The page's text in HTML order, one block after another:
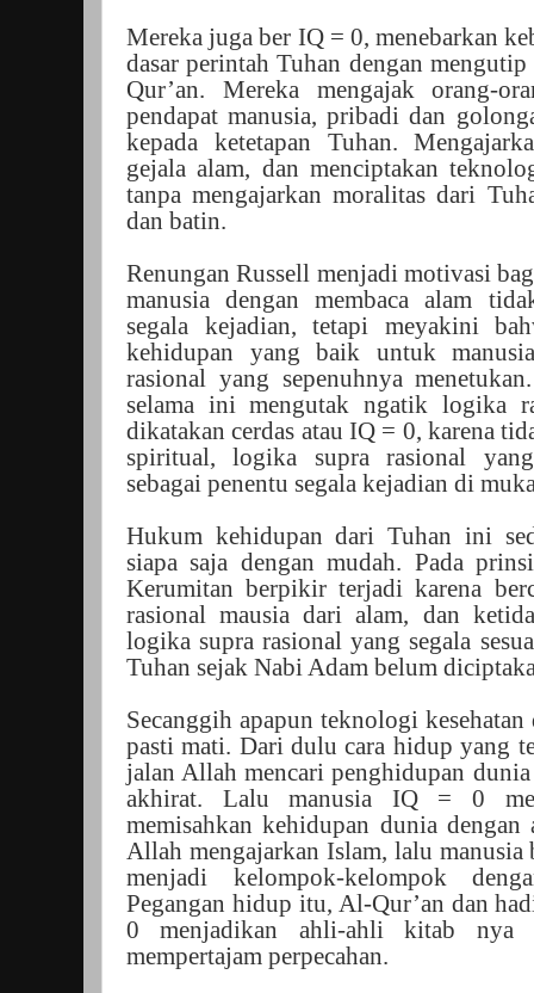
Mereka juga ber IQ = 0, menebarkan
dasar perintah Tuhan dengan
Qur’an. Mereka mengajak orang-
pendapat manusia, pribadi dan
kepada ketetapan Tuhan.
gejala alam, dan menciptakan
tanpa mengajarkan moralitas dari
dan batin.
Renungan Russell menjadi motivasi
manusia dengan membaca alam
segala kejadian, tetapi meyakini
kehidupan yang baik untuk
rasional yang sepenuhnya
selama ini mengutak ngatik logika
dikatakan cerdas atau IQ = 0, karena
spiritual, logika supra rasional
sebagai penentu segala kejadian di
Hukum kehidupan dari Tuhan ini
siapa saja dengan mudah. Pada
Kerumitan berpikir terjadi karena
rasional mausia dari alam, dan
logika supra rasional yang segala
Tuhan sejak Nabi Adam belum
Secanggih apapun teknologi
pasti mati. Dari dulu cara hidup yang
jalan Allah mencari penghidupan
akhirat. Lalu manusia IQ = 0
memisahkan kehidupan dunia
Allah mengajarkan Islam, lalu manusia
menjadi kelompok-kelompok
Pegangan hidup itu, Al-Qur’an dan
0 menjadikan ahli-ahli kitab nya
mempertajam perpecahan.